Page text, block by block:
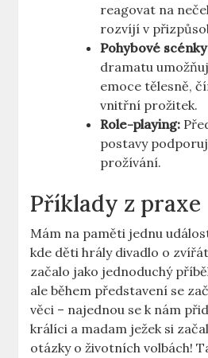
reagovat na
rozvíjí v
Pohybové
dramatu
emoce tělesně,
vnitřní prožitek.
Role-playing:
postavy
prožívání.
Příklady z praxe
Mám na paměti jednu
kde děti hrály divadlo o
začalo jako jednoduchý
ale během představení se
věci – najednou se k nám
králíci a madam ježek si
otázky o životních volbách!